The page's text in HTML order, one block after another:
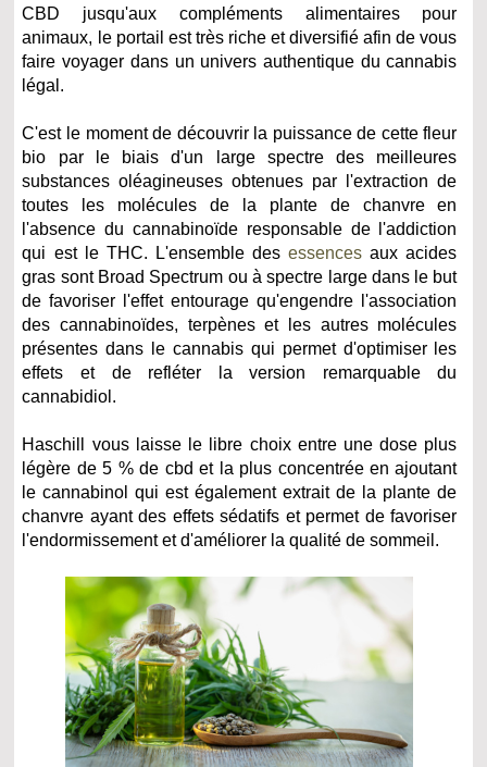
CBD jusqu'aux compléments alimentaires pour
animaux, le portail est très riche et diversifié afin de vous
faire voyager dans un univers authentique du cannabis
légal.
C'est le moment de découvrir la puissance de cette fleur
bio par le biais d'un large spectre des meilleures
substances oléagineuses obtenues par l'extraction de
toutes les molécules de la plante de chanvre en
l'absence du cannabinoïde responsable de l'addiction
qui est le THC. L'ensemble desessences aux acides
gras sont Broad Spectrum ou à spectre large dans le but
de favoriser l'effet entourage qu'engendre l'association
des cannabinoïdes, terpènes et les autres molécules
présentes dans le cannabis qui permet d'optimiser les
effets et de refléter la version remarquable du
cannabidiol.
Haschill vous laisse le libre choix entre une dose plus
légère de 5 % de cbd et la plus concentrée en ajoutant
le cannabinol qui est également extrait de la plante de
chanvre ayant des effets sédatifs et permet de favoriser
l'endormissement et d'améliorer la qualité de sommeil.